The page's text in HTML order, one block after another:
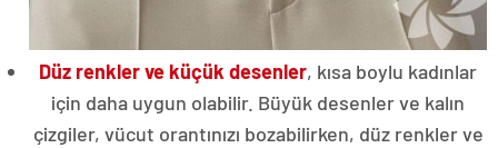
Düz renkler ve küçük desenler, kısa boylu kadınlar
için daha uygun olabilir. Büyük desenler ve kalın
çizgiler, vücut orantınızı bozabilirken, düz renkler ve